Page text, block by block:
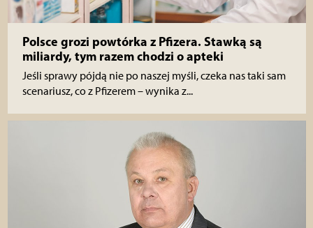
Polsce grozi powtórka z Pfizera. Stawką są
miliardy, tym razem chodzi o apteki
Jeśli sprawy pójdą nie po naszej myśli, czeka nas taki sam
scenariusz, co z Pfizerem – wynika z...